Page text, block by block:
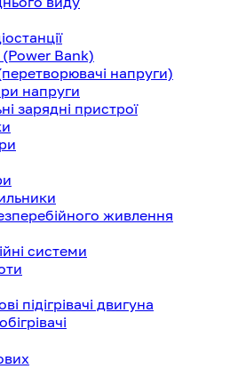
Bank)
напруги)
напруги
зарядні пристрої
живлення
системи
підігрівачі двигуна